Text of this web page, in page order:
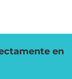
en